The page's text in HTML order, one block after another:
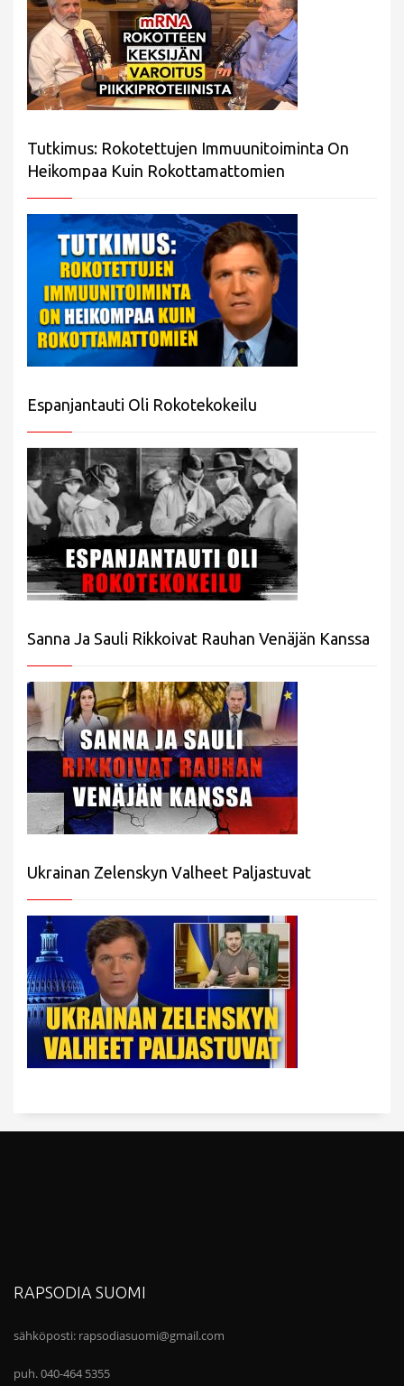
Tutkimus: Rokotettujen Immuunitoiminta On
Heikompaa Kuin Rokottamattomien
Espanjantauti Oli Rokotekokeilu
Sanna Ja Sauli Rikkoivat Rauhan Venäjän Kanssa
Ukrainan Zelenskyn Valheet Paljastuvat
RAPSODIA SUOMI
sähköposti: rapsodiasuomi@gmail.com
puh. 040-464 5355